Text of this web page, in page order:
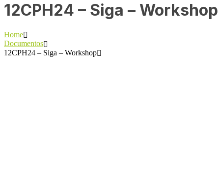
12CPH24 – Siga – Workshop
Home
Documentos
12CPH24 – Siga – Workshop